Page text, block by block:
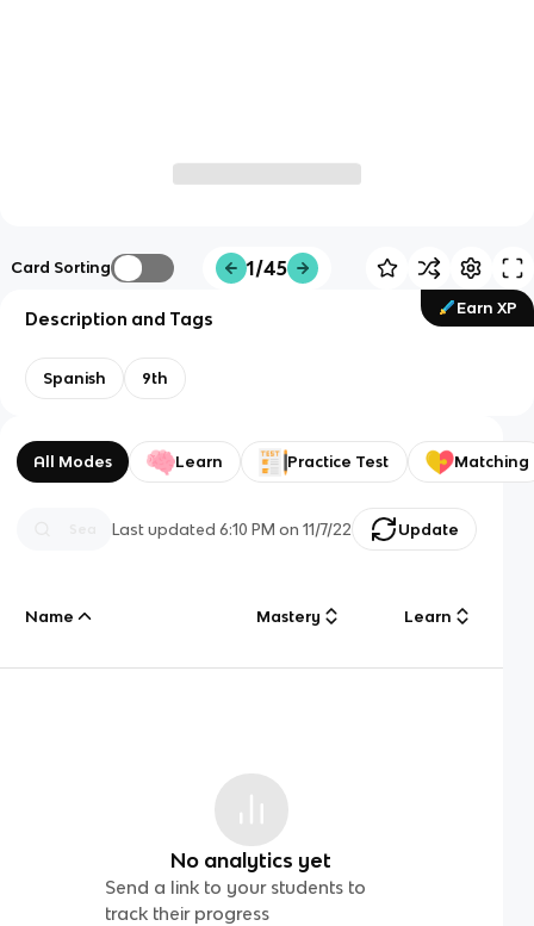
Card Sorting 1/45
Earn XP
Description and Tags
Spanish 9th
All Modes Learn Practice Test Matching
Last updated6:10 PM on 11/7/22 Update
Name Mastery Learn
No analytics yet
Send a link to your students to
track their progress